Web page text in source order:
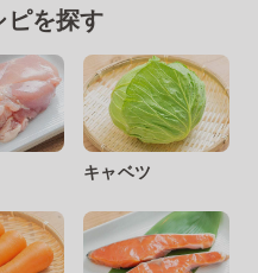
ピを探す
キャベツ